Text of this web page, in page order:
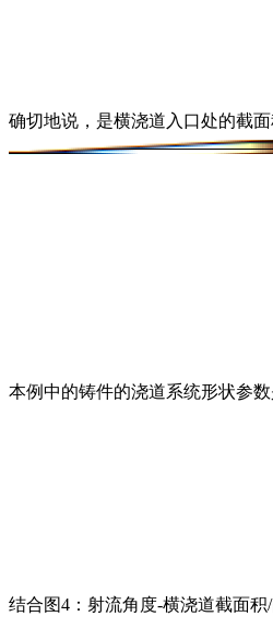
确切地说，是横浇道入口处的截面
本例中的铸件的浇道系统形状参数
结合图4：射流角度-横浇道截面积